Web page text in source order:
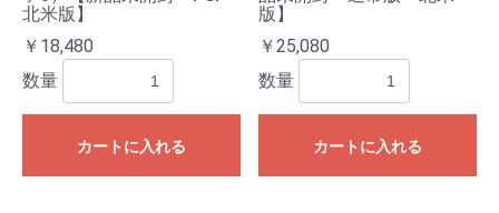
北米版】
￥18,480
数量
カートに入れる
版】
￥25,080
数量
カートに入れる